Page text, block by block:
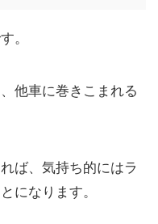
。
他車に巻きこまれる
ば、気持ち的にはラ
になります。